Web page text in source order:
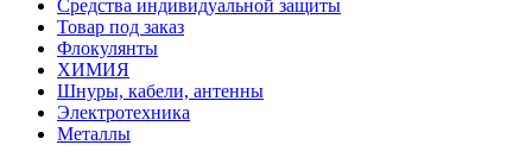
Средства индивидуальной защиты
Товар под заказ
Флокулянты
ХИМИЯ
Шнуры, кабели, антенны
Электротехника
Металлы